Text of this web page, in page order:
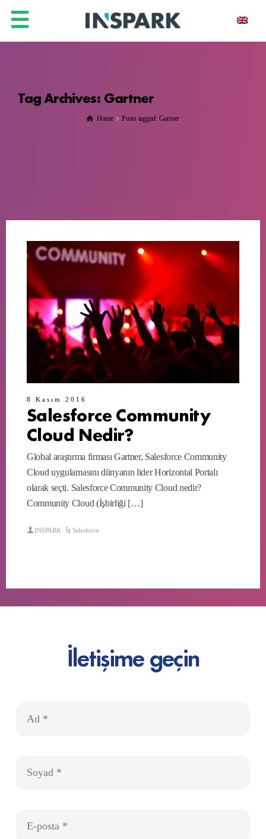
Tag Archives: Gartner
Home Posts tagged: Gartner
8 Kasım 2016
Salesforce Community
Cloud Nedir?
Global araştırma firması Gartner, Salesforce Community
Cloud uygulamasını dünyanın lider Horizontal Portalı
olarak seçti. Salesforce Community Cloud nedir?
Community Cloud (İşbirliği […]
INSPARK Salesforce
İletişime geçin